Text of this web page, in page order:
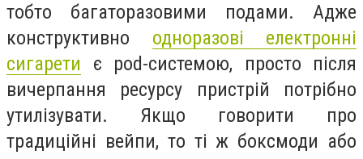
тобто багаторазовими подами. Адже
конструктивно одноразові електронні
сигарети є pod-системою, просто після
вичерпання ресурсу пристрій потрібно
утилізувати. Якщо говорити про
традиційні вейпи, то ті ж боксмоди або